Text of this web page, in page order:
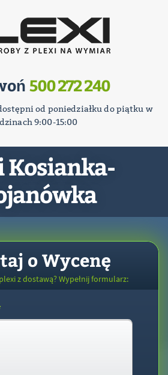
500 272 240
od poniedziałku do piątku w
9:00-15:00
Kosianka-
o Wycenę
z dostawą? Wypełnij formularz: